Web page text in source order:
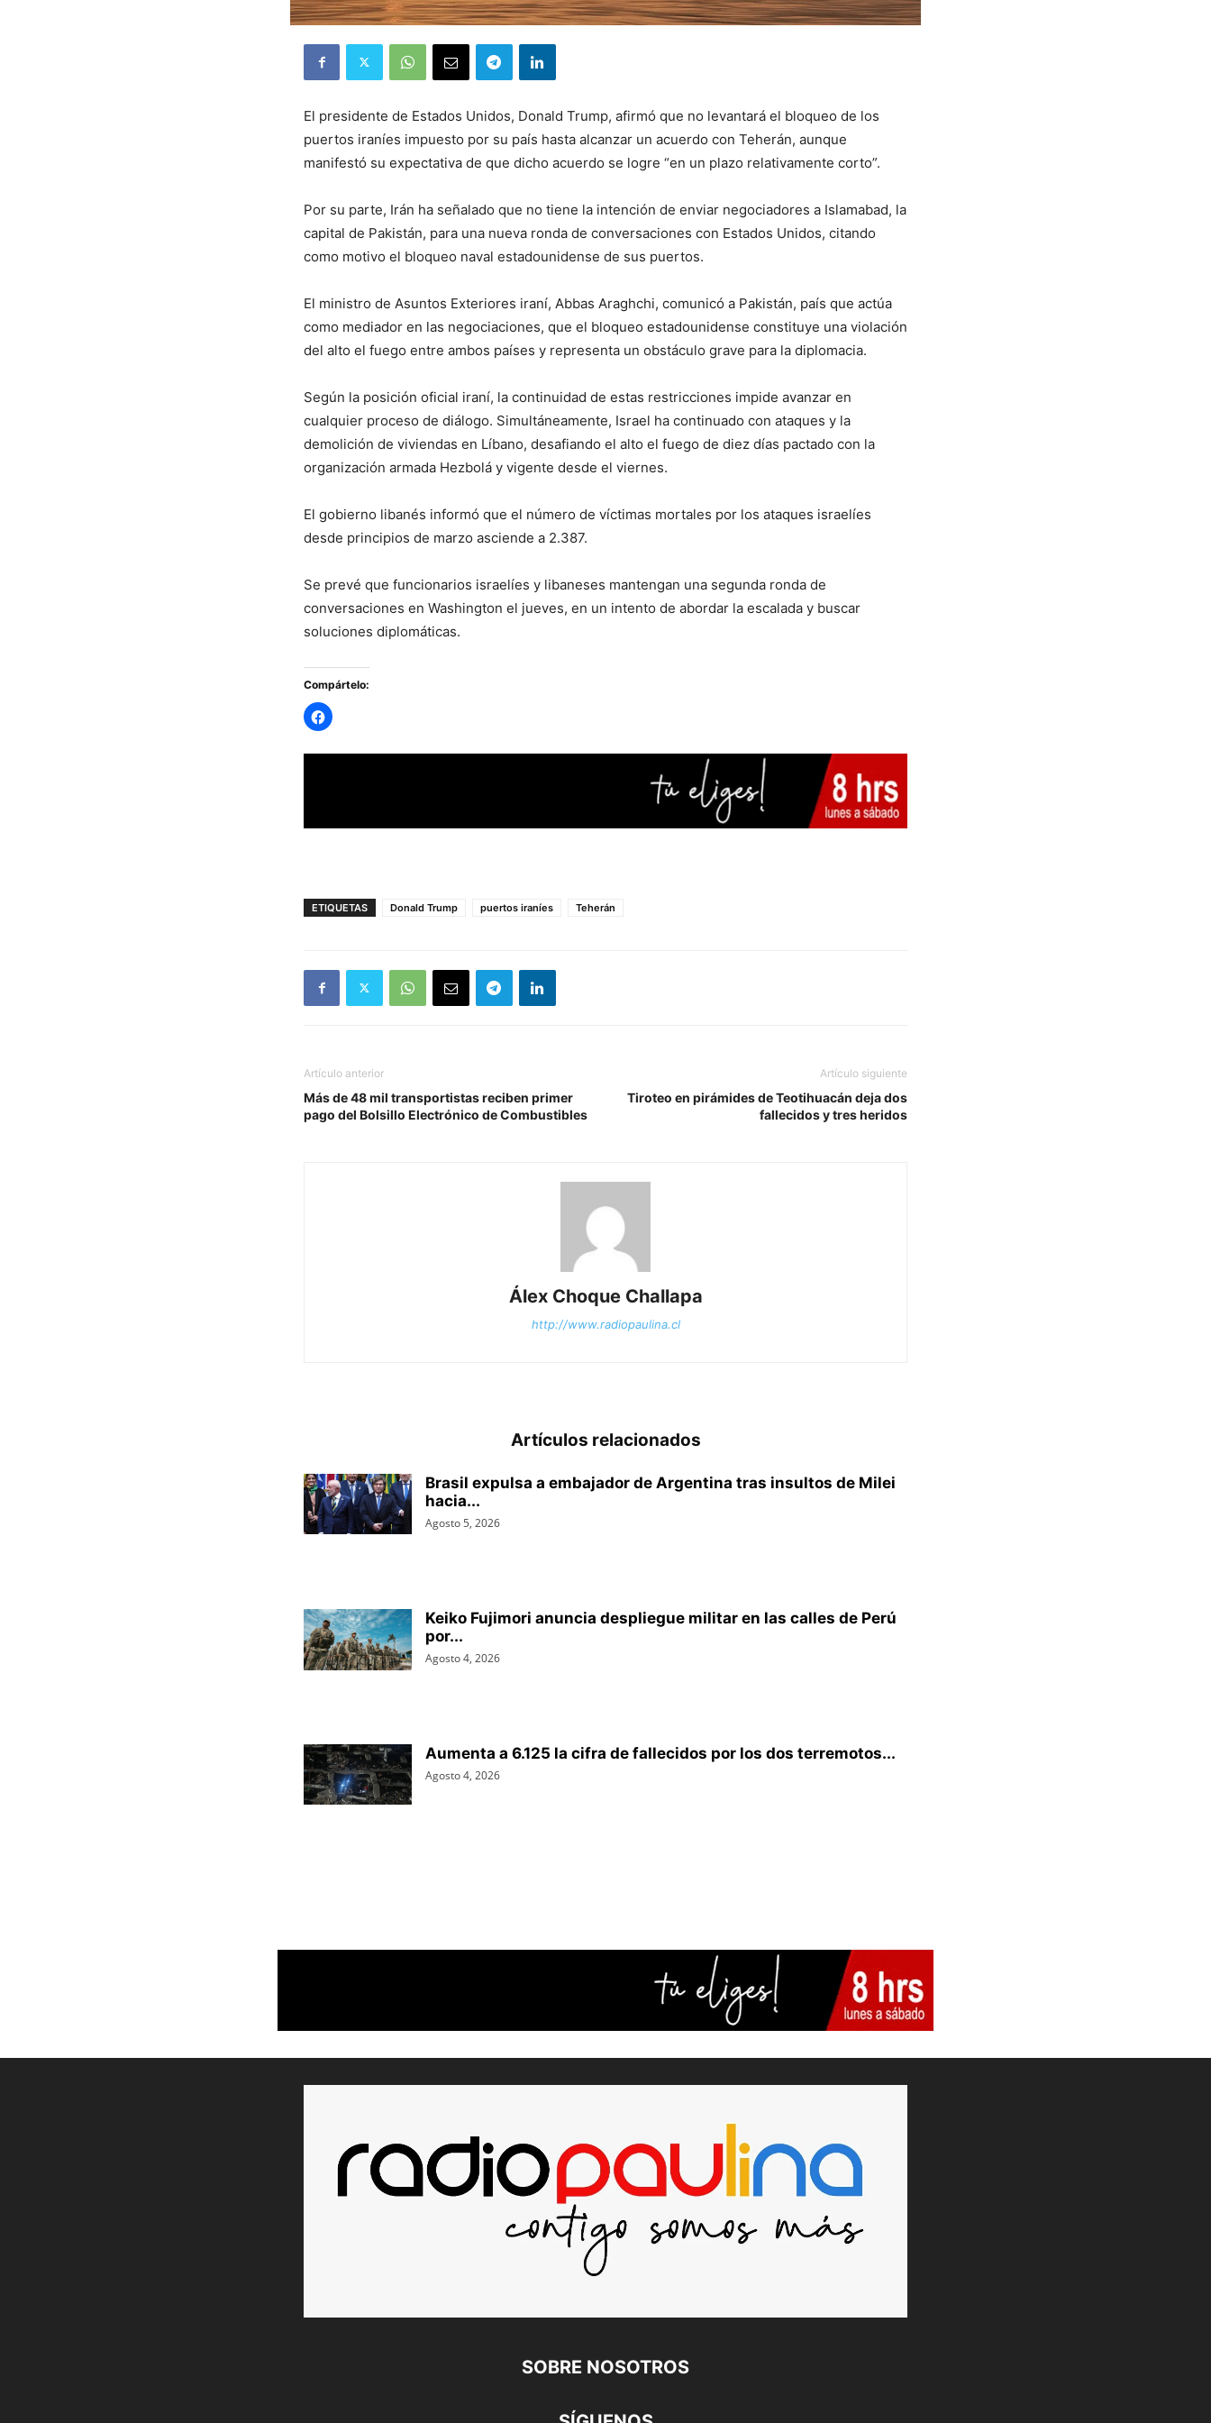
El presidente de Estados Unidos, Donald Trump, afirmó que no levantará el bloqueo de los
puertos iraníes impuesto por su país hasta alcanzar un acuerdo con Teherán, aunque
manifestó su expectativa de que dicho acuerdo se logre “en un plazo relativamente corto”.
Por su parte, Irán ha señalado que no tiene la intención de enviar negociadores a Islamabad, la
capital de Pakistán, para una nueva ronda de conversaciones con Estados Unidos, citando
como motivo el bloqueo naval estadounidense de sus puertos.
El ministro de Asuntos Exteriores iraní, Abbas Araghchi, comunicó a Pakistán, país que actúa
como mediador en las negociaciones, que el bloqueo estadounidense constituye una violación
del alto el fuego entre ambos países y representa un obstáculo grave para la diplomacia.
Según la posición oficial iraní, la continuidad de estas restricciones impide avanzar en
cualquier proceso de diálogo. Simultáneamente, Israel ha continuado con ataques y la
demolición de viviendas en Líbano, desafiando el alto el fuego de diez días pactado con la
organización armada Hezbolá y vigente desde el viernes.
El gobierno libanés informó que el número de víctimas mortales por los ataques israelíes
desde principios de marzo asciende a 2.387.
Se prevé que funcionarios israelíes y libaneses mantengan una segunda ronda de
conversaciones en Washington el jueves, en un intento de abordar la escalada y buscar
soluciones diplomáticas.
Compártelo:
ETIQUETAS Donald Trump puertos iraníes Teherán
Artículo anterior
Más de 48 mil transportistas reciben primer
pago del Bolsillo Electrónico de Combustibles
Artículo siguiente
Tiroteo en pirámides de Teotihuacán deja dos
fallecidos y tres heridos
Álex Choque Challapa
http://www.radiopaulina.cl
Artículos relacionados
Brasil expulsa a embajador de Argentina tras insultos de Milei
hacia...
Agosto 5, 2026
Keiko Fujimori anuncia despliegue militar en las calles de Perú
por...
Agosto 4, 2026
Aumenta a 6.125 la cifra de fallecidos por los dos terremotos...
Agosto 4, 2026
SOBRE NOSOTROS